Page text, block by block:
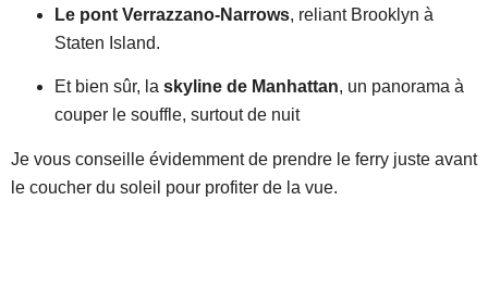
Le pont Verrazzano-Narrows, reliant Brooklyn à
Staten Island.
Et bien sûr, la skyline de Manhattan, un panorama à
couper le souffle, surtout de nuit
Je vous conseille évidemment de prendre le ferry juste avant
le coucher du soleil pour profiter de la vue.